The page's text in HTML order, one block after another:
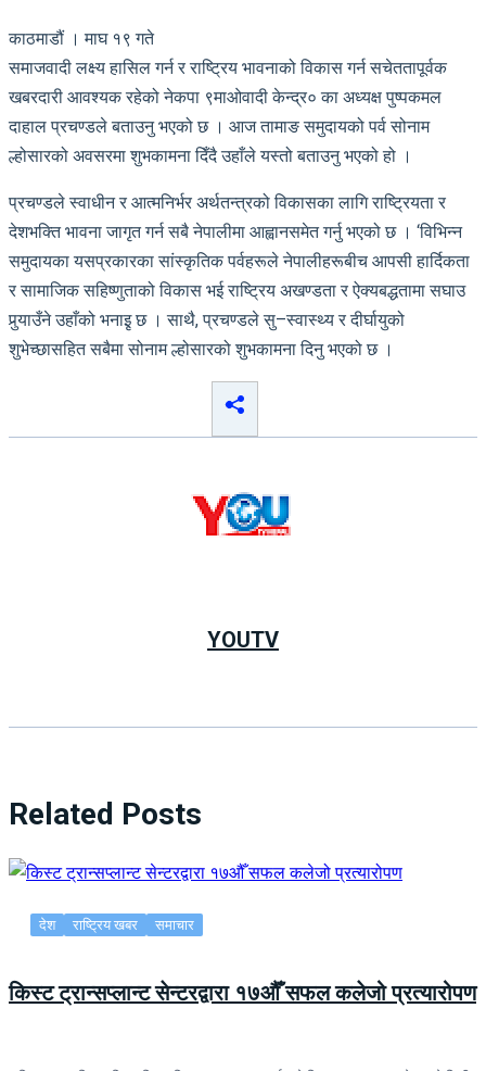
काठमाडौं । माघ १९ गते
समाजवादी लक्ष्य हासिल गर्न र राष्ट्रिय भावनाको विकास गर्न सचेततापूर्वक
खबरदारी आवश्यक रहेको नेकपा ९माओवादी केन्द्र० का अध्यक्ष पुष्पकमल
दाहाल प्रचण्डले बताउनु भएको छ । आज तामाङ समुदायको पर्व सोनाम
ल्होसारको अवसरमा शुभकामना दिँदै उहाँले यस्तो बताउनु भएको हो ।
प्रचण्डले स्वाधीन र आत्मनिर्भर अर्थतन्त्रको विकासका लागि राष्ट्रियता र
देशभक्ति भावना जागृत गर्न सबै नेपालीमा आह्वानसमेत गर्नु भएको छ । ‘विभिन्न
समुदायका यसप्रकारका सांस्कृतिक पर्वहरूले नेपालीहरूबीच आपसी हार्दिकता
र सामाजिक सहिष्णुताको विकास भई राष्ट्रिय अखण्डता र ऐक्यबद्धतामा सघाउ
पुर्‍याउँने उहाँको भनाइृ छ । साथै, प्रचण्डले सु–स्वास्थ्य र दीर्घायुको
शुभेच्छासहित सबैमा सोनाम ल्होसारको शुभकामना दिनु भएको छ ।
YOUTV
Related Posts
देश राष्ट्रिय खबर समाचार
किस्ट ट्रान्सप्लान्ट सेन्टरद्वारा १७औँ सफल कलेजो प्रत्यारोपण